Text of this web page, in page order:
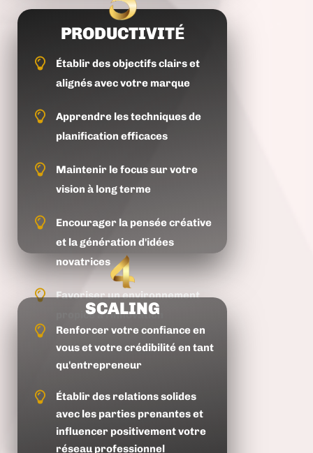
PRODUCTIVITÉ
Établir des objectifs clairs et
alignés avec votre marque
Apprendre les techniques de
planification efficaces
Maintenir le focus sur votre
vision à long terme
Encourager la pensée créative
et la génération d'idées
novatrices
Favoriser un environnement
propice à l'innovation
SCALING
Renforcer votre confiance en
vous et votre crédibilité en tant
qu'entrepreneur
Établir des relations solides
avec les parties prenantes et
influencer positivement votre
réseau professionnel